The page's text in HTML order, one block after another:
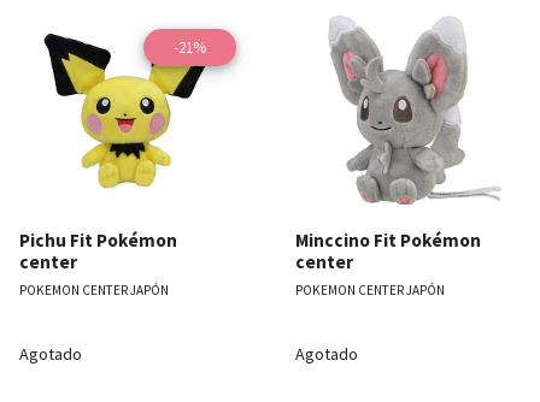
-21%
Pichu Fit Pokémon
center
POKEMON CENTER JAPÓN
Agotado
Minccino Fit Pokémon
center
POKEMON CENTER JAPÓN
Agotado